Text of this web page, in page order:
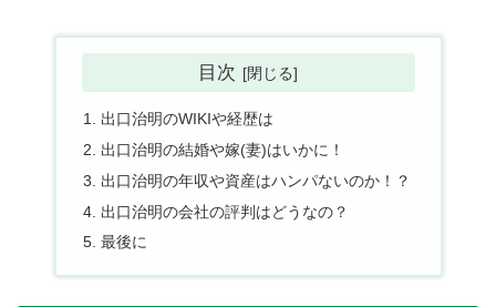
目次
出口治明のWIKIや経歴は
出口治明の結婚や嫁(妻)はいかに！
出口治明の年収や資産はハンパないのか！？
出口治明の会社の評判はどうなの？
最後に